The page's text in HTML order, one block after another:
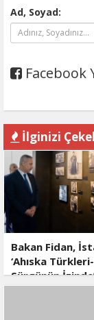
Ad, Soyad:
Facebook
İlginizi
Bakan Fidan,
‘Ahıska
Sürgünün
sergisinin